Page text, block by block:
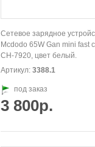
Сетевое зарядное
Mcdodo 65W Gan mini fast
CH-7920, цвет белый.
Артикул: 3388.1
под заказ
3 800р.